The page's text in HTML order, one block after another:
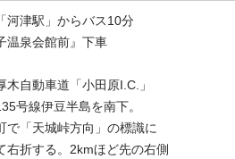
河津駅」からバス10分
温泉会館前』下車
木自動車道「小田原I.C.」
号線伊豆半島を南下。
「天城峠方向」の標識に
折する。2kmほど先の右側